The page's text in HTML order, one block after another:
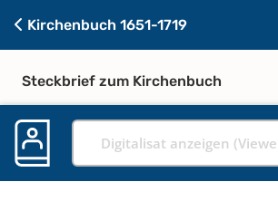
Kirchenbuch 1651-1719
Steckbrief zum Kirchenbuch
Digitalisat anzeigen